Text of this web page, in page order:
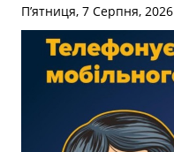
П’ятниця, 7 Серпня, 2026